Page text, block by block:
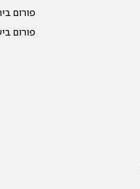
פורום
פורום